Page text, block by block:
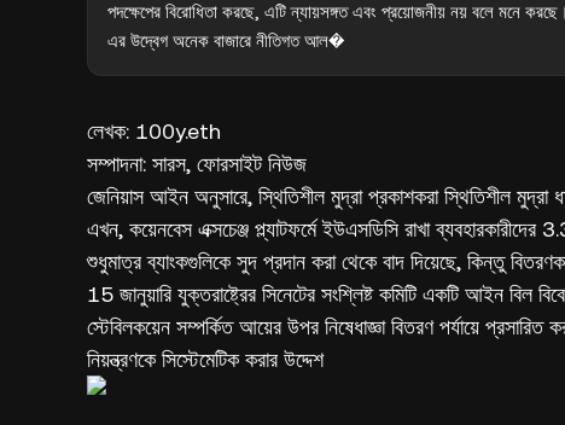
পদক্ষেপের বিরোধিতা করছে, এটি ন্যায়সঙ্গত এবং প্রয়োজনীয় নয় বলে মনে
এর উদ্বেগ অনেক বাজারে নীতিগত আল�
লেখক: 100y.eth
সম্পাদনা: সারস, ফোরসাইট নিউজ
জেনিয়াস আইন অনুসারে, স্থিতিশীল মুদ্রা প্রকাশকরা স্থিতিশীল মুদ্রা
এখন, কয়েনবেস এক্সচেঞ্জ প্ল্যাটফর্মে ইউএসডিসি রাখা
শুধুমাত্র ব্যাংকগুলিকে সুদ প্রদান করা থেকে বাদ দিয়েছে, কিন্তু
15 জানুয়ারি যুক্তরাষ্ট্রের সিনেটের সংশ্লিষ্ট কমিটি একটি আইন বিল
স্টেবিলকয়েন সম্পর্কিত আয়ের উপর নিষেধাজ্ঞা বিতরণ পর্যায়ে
নিয়ন্ত্রণকে সিস্টেমেটিক করার উদ্দেশ